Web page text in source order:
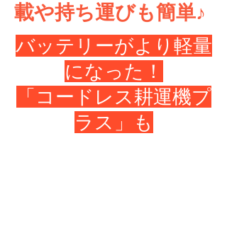
載や持ち運びも簡単♪
バッテリーがより軽量
になった！
「コードレス耕運機プ
ラス」も